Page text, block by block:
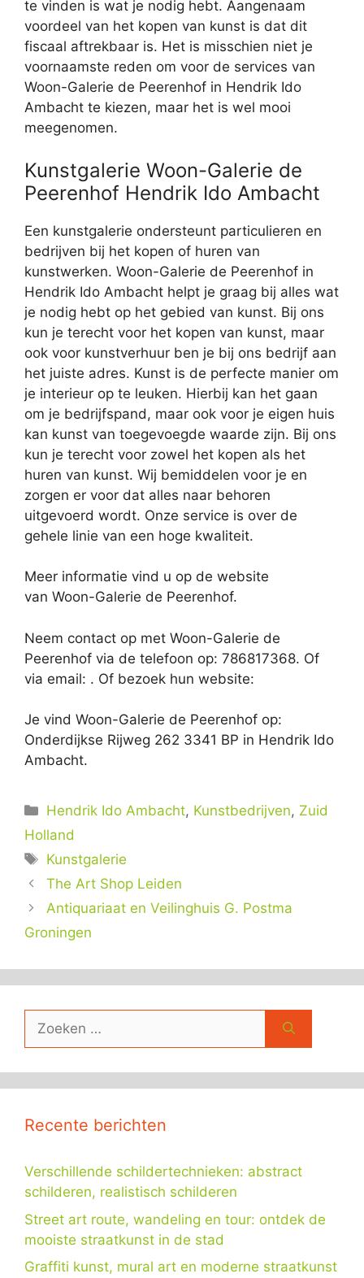
te vinden is wat je nodig hebt. Aangenaam
voordeel van het kopen van kunst is dat dit
fiscaal aftrekbaar is. Het is misschien niet je
voornaamste reden om voor de services van
Woon-Galerie de Peerenhof in Hendrik Ido
Ambacht te kiezen, maar het is wel mooi
meegenomen.
Kunstgalerie Woon-Galerie de
Peerenhof Hendrik Ido Ambacht
Een kunstgalerie ondersteunt particulieren en
bedrijven bij het kopen of huren van
kunstwerken. Woon-Galerie de Peerenhof in
Hendrik Ido Ambacht helpt je graag bij alles wat
je nodig hebt op het gebied van kunst. Bij ons
kun je terecht voor het kopen van kunst, maar
ook voor kunstverhuur ben je bij ons bedrijf aan
het juiste adres. Kunst is de perfecte manier om
je interieur op te leuken. Hierbij kan het gaan
om je bedrijfspand, maar ook voor je eigen huis
kan kunst van toegevoegde waarde zijn. Bij ons
kun je terecht voor zowel het kopen als het
huren van kunst. Wij bemiddelen voor je en
zorgen er voor dat alles naar behoren
uitgevoerd wordt. Onze service is over de
gehele linie van een hoge kwaliteit.
Meer informatie vind u op de website
van Woon-Galerie de Peerenhof.
Neem contact op met Woon-Galerie de
Peerenhof via de telefoon op: 786817368. Of
via email: . Of bezoek hun website:
Je vind Woon-Galerie de Peerenhof op:
Onderdijkse Rijweg 262 3341 BP in Hendrik Ido
Ambacht.
Categorieën
Hendrik Ido Ambacht, Kunstbedrijven, Zuid
Holland
Tags
Kunstgalerie
The Art Shop Leiden
Antiquariaat en Veilinghuis G. Postma
Groningen
Zoek
Recente berichten
Verschillende schildertechnieken: abstract
schilderen, realistisch schilderen
Street art route, wandeling en tour: ontdek de
mooiste straatkunst in de stad
Graffiti kunst, mural art en moderne straatkunst